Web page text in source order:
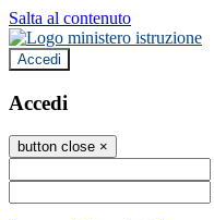
Salta al contenuto
Accedi
Accedi
button close ×